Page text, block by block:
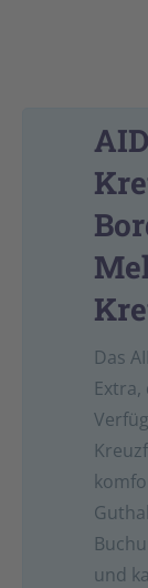
Das
und